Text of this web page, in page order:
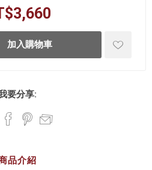
要分享:
品介紹